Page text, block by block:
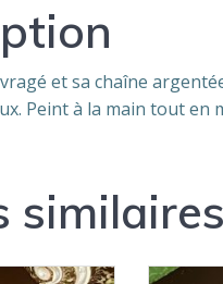
et sa chaîne
Peint à la main tout en
similaires